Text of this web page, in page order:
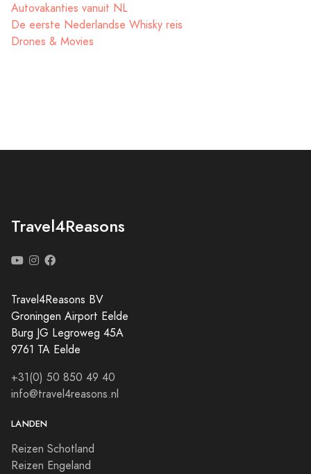
Autovakanties vanuit NL
De eerste Nederlandse Whisky reis
Drones & Movies
Travel4Reasons
Travel4Reasons BV
Groningen Airport Eelde
Burg JG Legroweg 45A
9761 TA Eelde
+31(0) 50 850 49 40
info@travel4reasons.nl
LANDEN
Reizen Schotland
Reizen Engeland